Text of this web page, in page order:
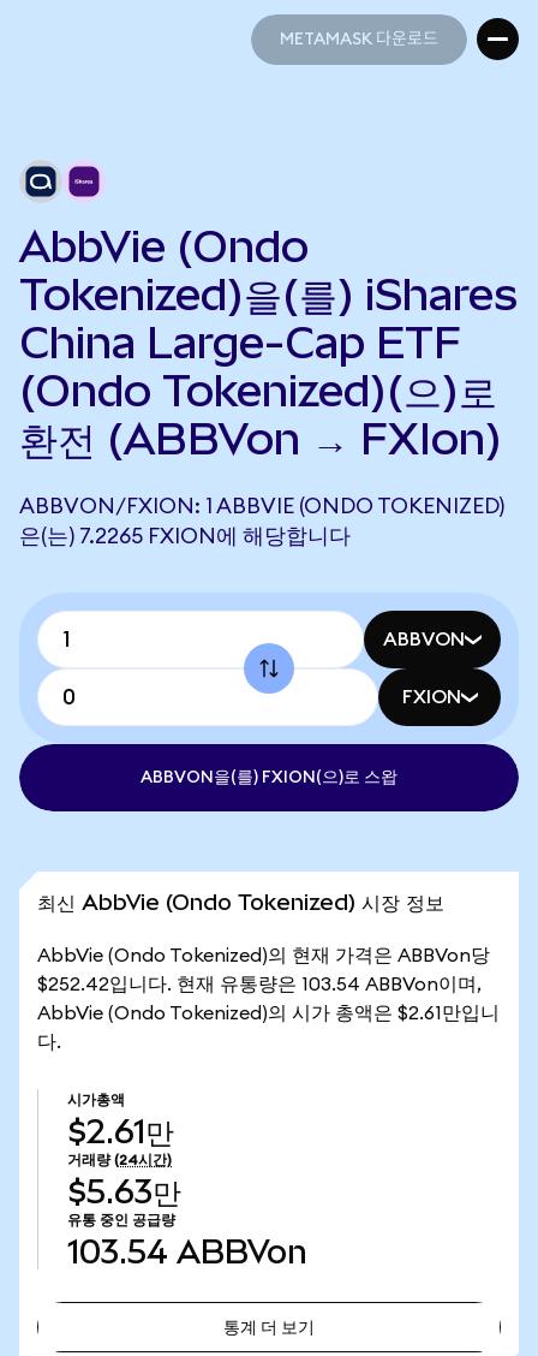
METAMASK 다운로드
AbbVie (Ondo
Tokenized)을(를) iShares
China Large-Cap ETF
(Ondo Tokenized)(으)로
환전 (ABBVon → FXIon)
ABBVON/FXION: 1 ABBVIE (ONDO TOKENIZED)
은(는) 7.2265 FXION에 해당합니다
ABBVON
FXION
ABBVON을(를) FXION(으)로 스왑
최신 AbbVie (Ondo Tokenized) 시장 정보
AbbVie (Ondo Tokenized)의 현재 가격은 ABBVon당
$252.42입니다. 현재 유통량은 103.54 ABBVon이며,
AbbVie (Ondo Tokenized)의 시가 총액은 $2.61만입니
다.
시가총액
$2.61만
거래량 (24시간)
$5.63만
유통 중인 공급량
103.54 ABBVon
통계 더 보기